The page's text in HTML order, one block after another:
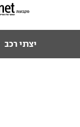
יצרני רכב